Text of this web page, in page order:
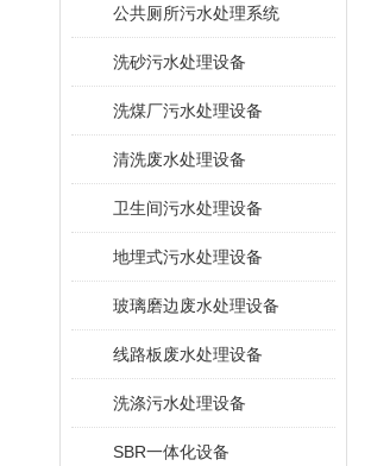
公共厕所污水处理系统
洗砂污水处理设备
洗煤厂污水处理设备
清洗废水处理设备
卫生间污水处理设备
地埋式污水处理设备
玻璃磨边废水处理设备
线路板废水处理设备
洗涤污水处理设备
SBR一体化设备